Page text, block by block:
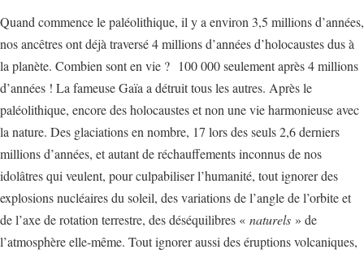
Quand commence le paléolithique, il y a environ 3,5 millions d’années,
nos ancêtres ont déjà traversé 4 millions d’années d’holocaustes dus à
la planète. Combien sont en vie ? 100 000 seulement après 4 millions
d’années ! La fameuse Gaïa a détruit tous les autres. Après le
paléolithique, encore des holocaustes et non une vie harmonieuse avec
la nature. Des glaciations en nombre, 17 lors des seuls 2,6 derniers
millions d’années, et autant de réchauffements inconnus de nos
idolâtres qui veulent, pour culpabiliser l’humanité, tout ignorer des
explosions nucléaires du soleil, des variations de l’angle de l’orbite et
de l’axe de rotation terrestre, des déséquilibres « naturels » de
l’atmosphère elle-même. Tout ignorer aussi des éruptions volcaniques,